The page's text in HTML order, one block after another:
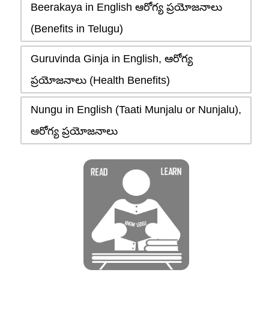
Beerakaya in English ఆరోగ్య ప్రయోజనాలు
(Benefits in Telugu)
Guruvinda Ginja in English, ఆరోగ్య
ప్రయోజనాలు (Health Benefits)
Nungu in English (Taati Munjalu or Nunjalu),
ఆరోగ్య ప్రయోజనాలు